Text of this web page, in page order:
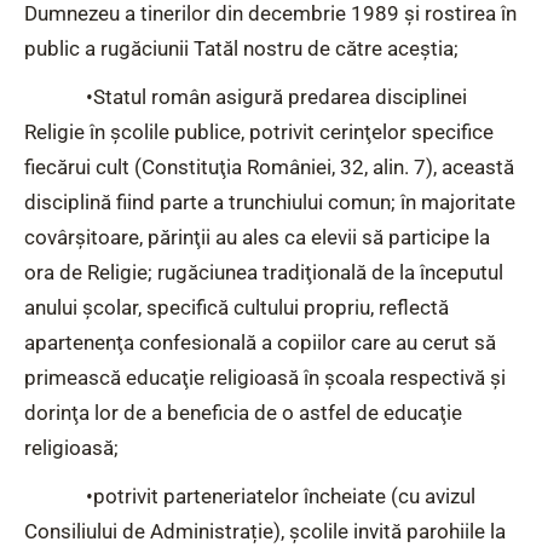
Dumnezeu a tinerilor din decembrie 1989 şi rostirea în
public a rugăciunii Tatăl nostru de către aceştia;
•Statul român asigură predarea disciplinei
Religie în şcolile publice, potrivit cerinţelor specifice
fiecărui cult (Constituţia României, 32, alin. 7), această
disciplină fiind parte a trunchiului comun; în majoritate
covârşitoare, părinţii au ales ca elevii să participe la
ora de Religie; rugăciunea tradiţională de la începutul
anului şcolar, specifică cultului propriu, reflectă
apartenenţa confesională a copiilor care au cerut să
primească educaţie religioasă în şcoala respectivă şi
dorinţa lor de a beneficia de o astfel de educaţie
religioasă;
•potrivit parteneriatelor încheiate (cu avizul
Consiliului de Administrație), şcolile invită parohiile la